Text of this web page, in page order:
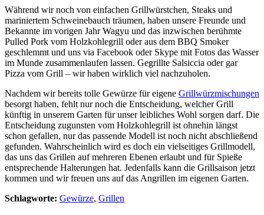
Während wir noch von einfachen Grillwürstchen, Steaks und
mariniertem Schweinebauch träumen, haben unsere Freunde und
Bekannte im vorigen Jahr Wagyu und das inzwischen berühmte
Pulled Pork vom Holzkohlegrill oder aus dem BBQ Smoker
geschlemmt und uns via Facebook oder Skype mit Fotos das Wasser
im Munde zusammenlaufen lassen. Gegrillte Salsiccia oder gar
Pizza vom Grill – wir haben wirklich viel nachzuholen.
Nachdem wir bereits tolle Gewürze für eigene Grillwürzmischungen
besorgt haben, fehlt nur noch die Entscheidung, welcher Grill
künftig in unserem Garten für unser leibliches Wohl sorgen darf. Die
Entscheidung zugunsten vom Holzkohlegrill ist ohnehin längst
schon gefallen, nur das passende Modell ist noch nicht abschließend
gefunden. Wahrscheinlich wird es doch ein vielseitiges Grillmodell,
das uns das Grillen auf mehreren Ebenen erlaubt und für Spieße
entsprechende Halterungen hat. Jedenfalls kann die Grillsaison jetzt
kommen und wir freuen uns auf das Angrillen im eigenen Garten.
Schlagworte: Gewürze, Grillen